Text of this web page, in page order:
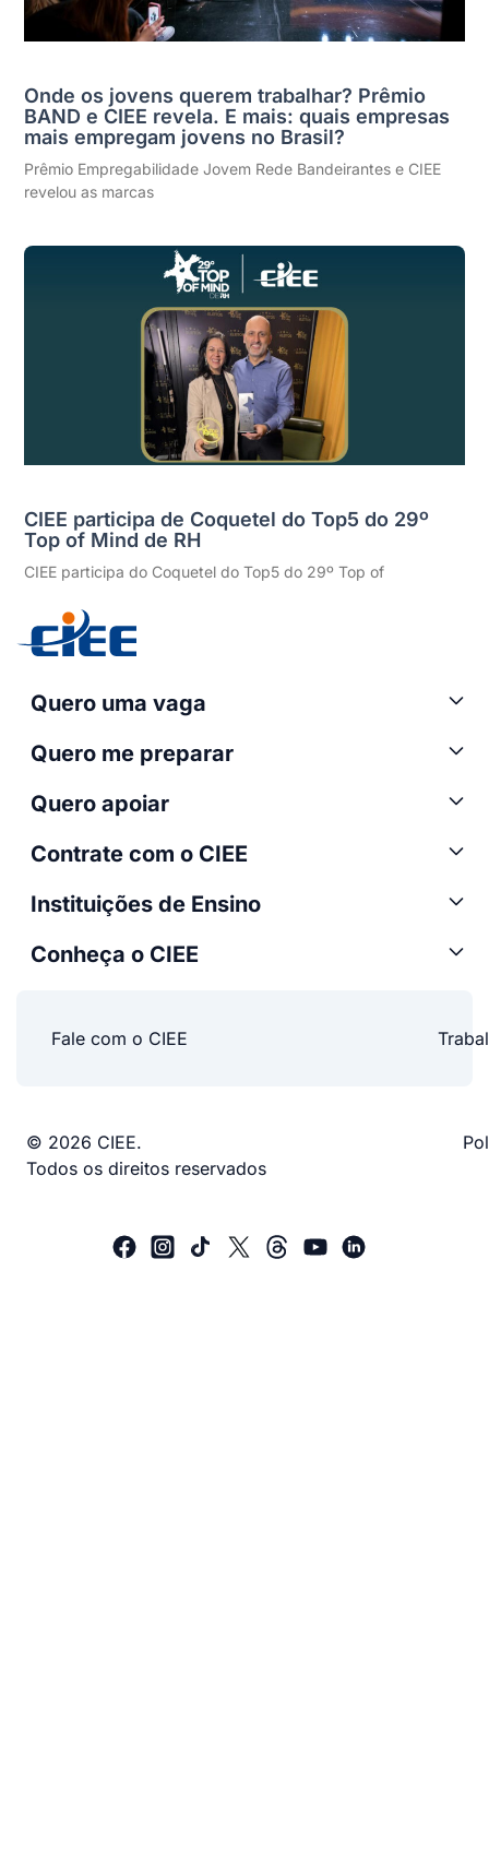
Onde os jovens querem trabalhar? Prêmio
BAND e CIEE revela. E mais: quais empresas
mais empregam jovens no Brasil?
Prêmio Empregabilidade Jovem Rede Bandeirantes e CIEE
revelou as marcas
CIEE participa de Coquetel do Top5 do 29º
Top of Mind de RH
CIEE participa do Coquetel do Top5 do 29º Top of
Quero uma vaga
Quero me preparar
Quero apoiar
Contrate com o CIEE
Instituições de Ensino
Conheça o CIEE
Fale com o CIEE
© 2026 CIEE.
Todos os direitos reservados